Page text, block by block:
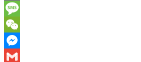
Viber
Message
WeChat
Messenger